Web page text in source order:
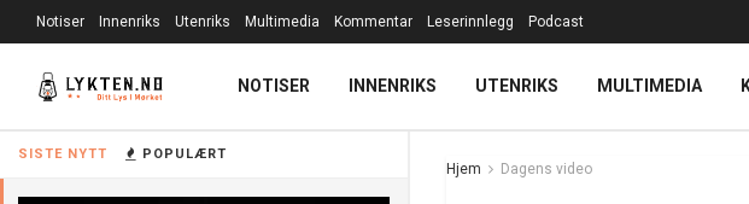
SISTE NYTT POPULÆRT
Notiser Innenriks Utenriks Multimedia Kommentar Leserinnlegg Podcast
NOTISER INNENRIKS UTENRIKS MULTIMEDIA
Hjem Dagens video